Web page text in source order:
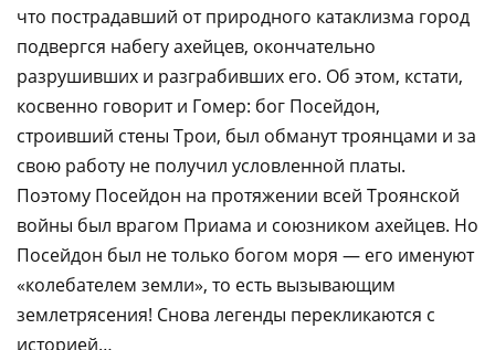
что пострадавший от природного катаклизма город
подвергся набегу ахейцев, окончательно
разрушивших и разграбивших его. Об этом, кстати,
косвенно говорит и Гомер: бог Посейдон,
строивший стены Трои, был обманут троянцами и за
свою работу не получил условленной платы.
Поэтому Посейдон на протяжении всей Троянской
войны был врагом Приама и союзником ахейцев. Но
Посейдон был не только богом моря — его именуют
«колебателем земли», то есть вызывающим
землетрясения! Снова легенды перекликаются с
историей…